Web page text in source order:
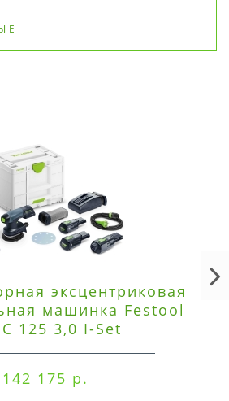
эксцентриковая
машинка Festool
125 3,0 I-Set
142 175 р.